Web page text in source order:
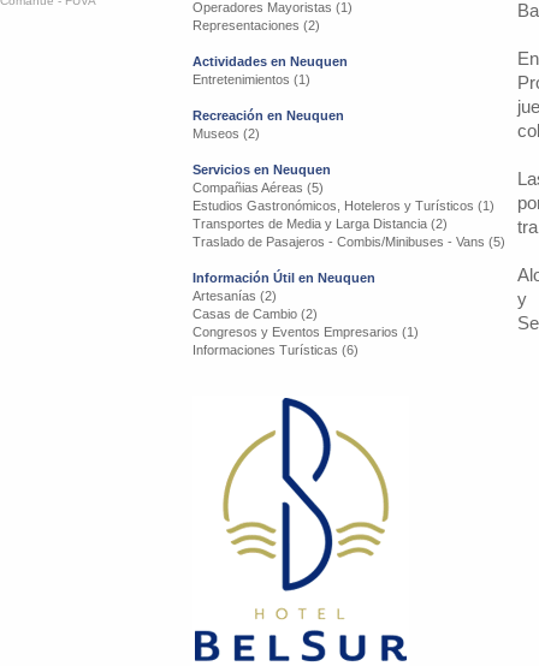
Operadores Mayoristas (1)
Representaciones (2)
Actividades en Neuquen
Entretenimientos (1)
Recreación en Neuquen
Museos (2)
Servicios en Neuquen
Compañias Aéreas (5)
Estudios Gastronómicos, Hoteleros y Turísticos (1)
Transportes de Media y Larga Distancia (2)
Traslado de Pasajeros - Combis/Minibuses - Vans (5)
Información Útil en Neuquen
Artesanías (2)
Casas de Cambio (2)
Congresos y Eventos Empresarios (1)
Informaciones Turísticas (6)
y